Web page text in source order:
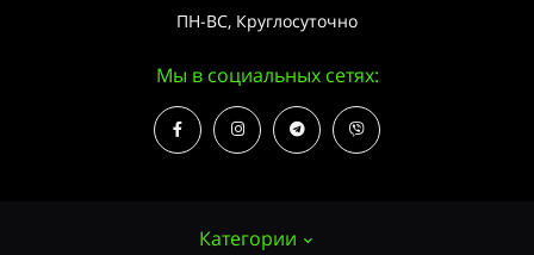
Категории
ПН-ВС, Круглосуточно
Мы в социальных сетях: